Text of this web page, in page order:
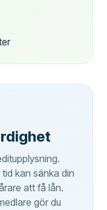
kan sänka din
att få lån.
gör du